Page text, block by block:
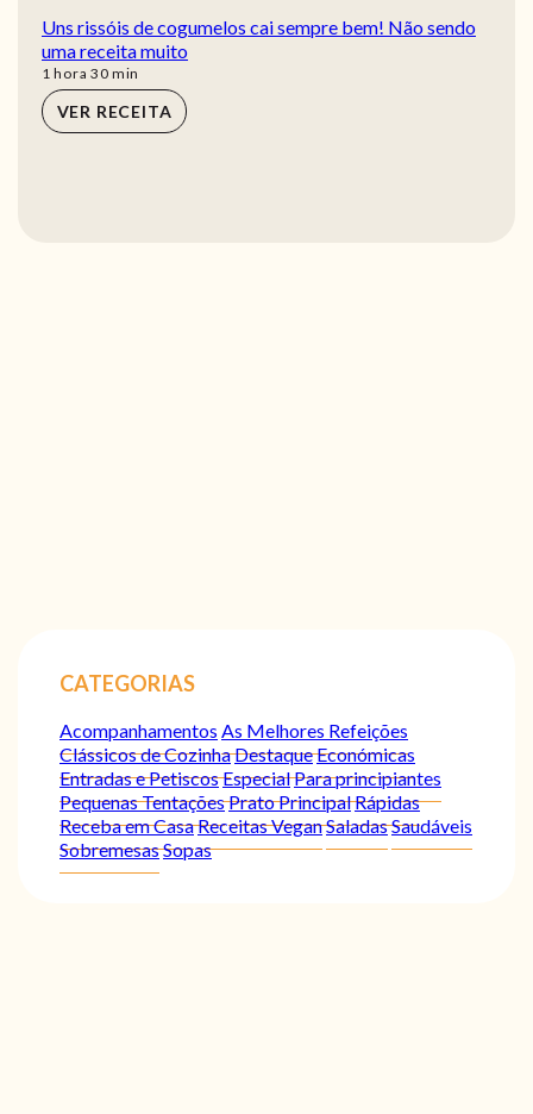
Uns rissóis de cogumelos cai sempre bem! Não sendo
uma receita muito
1 hora
hora 30min
min
VER RECEITA
CATEGORIAS
Acompanhamentos As Melhores Refeições
Clássicos de CozinhaDestaqueEconómicas
Entradas e PetiscosEspecialPara principiantes
Pequenas TentaçõesPrato PrincipalRápidas
Receba em CasaReceitas VeganSaladasSaudáveis
SobremesasSopas